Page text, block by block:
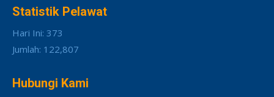
Statistik Pelawat
Hari Ini: 373
Jumlah: 122,807
Hubungi Kami